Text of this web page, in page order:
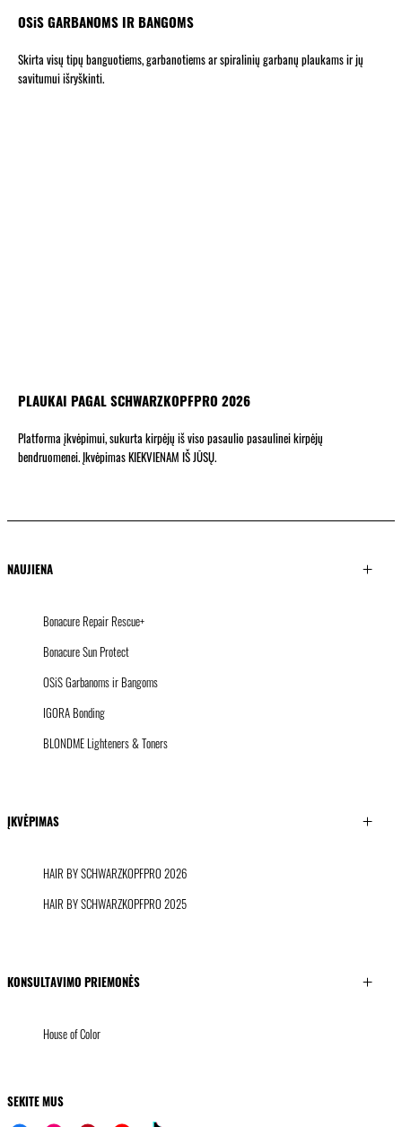
OSiS GARBANOMS IR BANGOMS
Skirta visų tipų banguotiems, garbanotiems ar spiralinių garbanų plaukams ir jų
savitumui išryškinti.
PLAUKAI PAGAL SCHWARZKOPFPRO 2026
Platforma įkvėpimui, sukurta kirpėjų iš viso pasaulio pasaulinei kirpėjų
bendruomenei. Įkvėpimas KIEKVIENAM IŠ JŪSŲ.
NAUJIENA
Bonacure Repair Rescue+
Bonacure Sun Protect
OSiS Garbanoms ir Bangoms
IGORA Bonding
BLONDME Lighteners & Toners
ĮKVĖPIMAS
HAIR BY SCHWARZKOPFPRO 2026
HAIR BY SCHWARZKOPFPRO 2025
KONSULTAVIMO PRIEMONĖS
House of Color
SEKITE MUS